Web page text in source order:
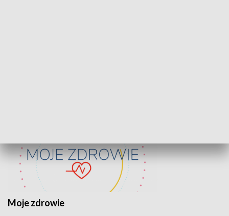
Moje zdrowie